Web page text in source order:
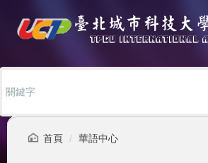
內
區
首頁 華語中心